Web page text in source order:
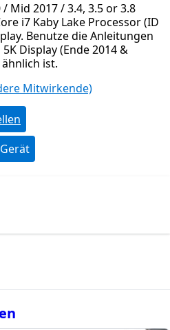
Mid 2017 / 3.4, 3.5 or 3.8
i7 Kaby Lake Processor (ID
Benutze die Anleitungen
Display (Ende 2014 &
ist.
Mitwirkende)